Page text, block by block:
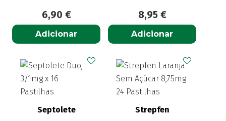
6,90 €
Adicionar
8,95 €
Adicionar
Septolete
Strepfen